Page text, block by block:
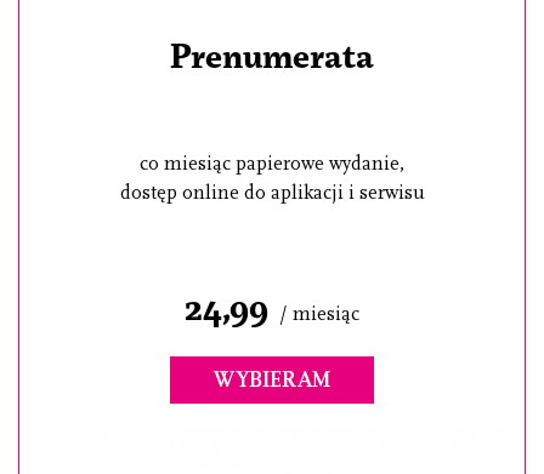
Prenumerata
co miesiąc papierowe wydanie,
dostęp online do aplikacji i serwisu
24,99 / miesiąc
WYBIERAM